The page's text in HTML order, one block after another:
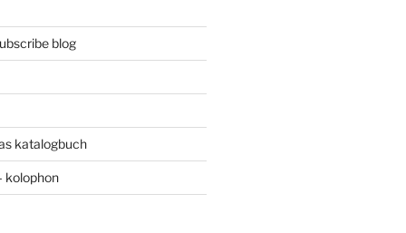
blog
katalogbuch
kolophon